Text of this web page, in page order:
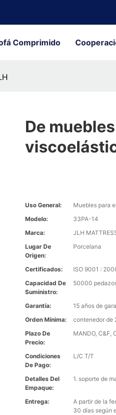
Comprimido
De
Uso General:
Muebles para
Modelo:
33PA-14
Marca:
JLH
Lugar De
Origen:
Porcelana
Certificados:
ISO 9001 :
Capacidad De
Suministro:
50000
Garantía:
15 años de
Orden Mínima:
contenedor de
Plazo De
Precio:
MANDO, C&F,
Condiciones
De Pago:
L/C T/T
Detalles Del
Empaque:
1. soporte de
Entrega:
A partir de la
30 días según